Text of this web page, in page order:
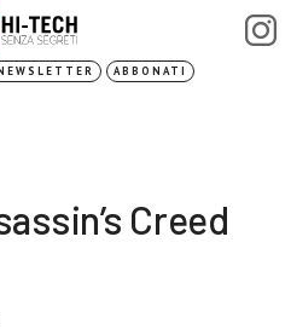
ABBONATI
Creed